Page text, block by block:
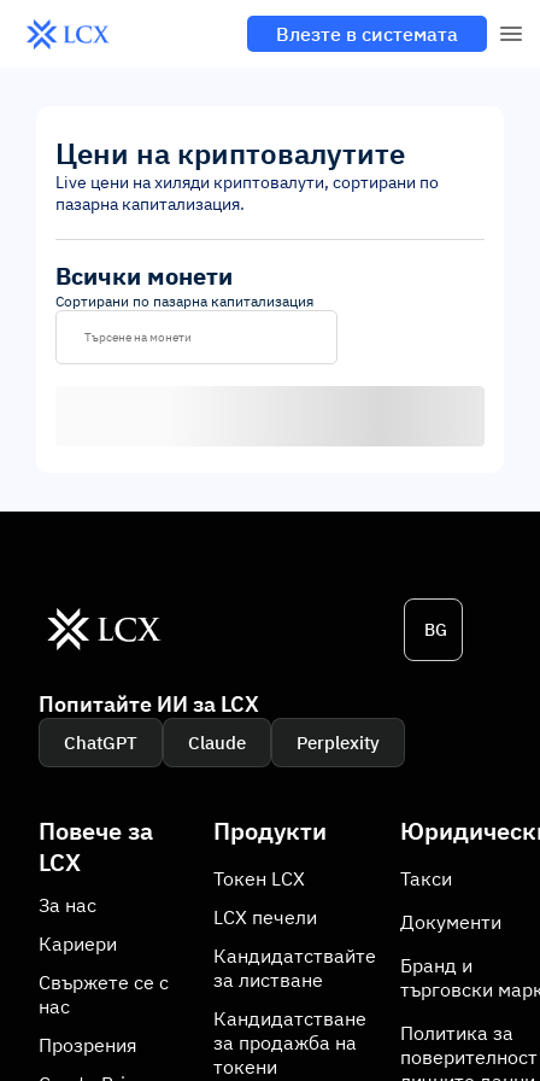
Влезте в системата
Цени на криптовалутите
Live цени на хиляди криптовалути, сортирани по
пазарна капитализация.
Всички монети
Сортирани по пазарна капитализация
BG
Попитайте ИИ за LCX
ChatGPT Claude Perplexity
Повече за
LCX
За нас
Кариери
Свържете се с
нас
Прозрения
Продукти
Токен LCX
LCX печели
Кандидатствайте
за листване
Кандидатстване
за продажба на
токени
Такси
Документи
Бранд и
търговски
Политика за